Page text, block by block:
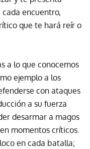
encuentro,
que te hará reír o
a lo que conocemos
ejemplo a los
con ataques
a su fuerza
desarmar a magos
momentos críticos.
en cada batalla;